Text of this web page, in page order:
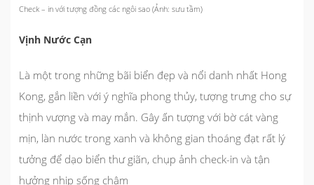
Check – in với tượng đồng các ngôi sao (Ảnh: sưu tầm)
Vịnh Nước Cạn
Là một trong những bãi biển đẹp và nổi danh nhất Hong
Kong, gắn liền với ý nghĩa phong thủy, tượng trưng cho sự
thịnh vượng và may mắn. Gây ấn tượng với bờ cát vàng
mịn, làn nước trong xanh và không gian thoáng đạt rất lý
tưởng để dạo biển thư giãn, chụp ảnh check-in và tận
hưởng nhịp sống chậm